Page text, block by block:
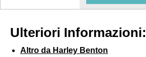
Ulteriori Informazioni:
Altro da Harley Benton